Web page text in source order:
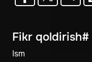
Fikr qoldirish#
Ism